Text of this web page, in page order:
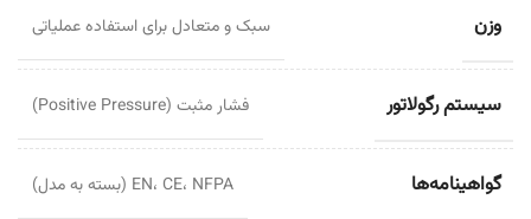
وزن سبک و متعادل برای استفاده عملیاتی
سیستم رگولاتور فشار مثبت (Positive Pressure)
گواهینامه‌ها EN، CE، NFPA (بسته به مدل)